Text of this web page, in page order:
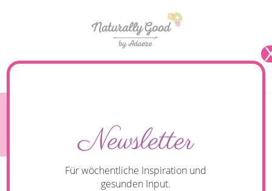
Newsletter
Für wöchentliche Inspiration und
gesunden Input.